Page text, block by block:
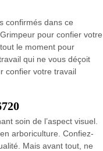
confirmés dans ce
pour confier votre
le moment pour
qui ne vous déçoit
confier votre travail
soin de l’aspect visuel.
arboriculture. Confiez-
Mais avant tout, ne